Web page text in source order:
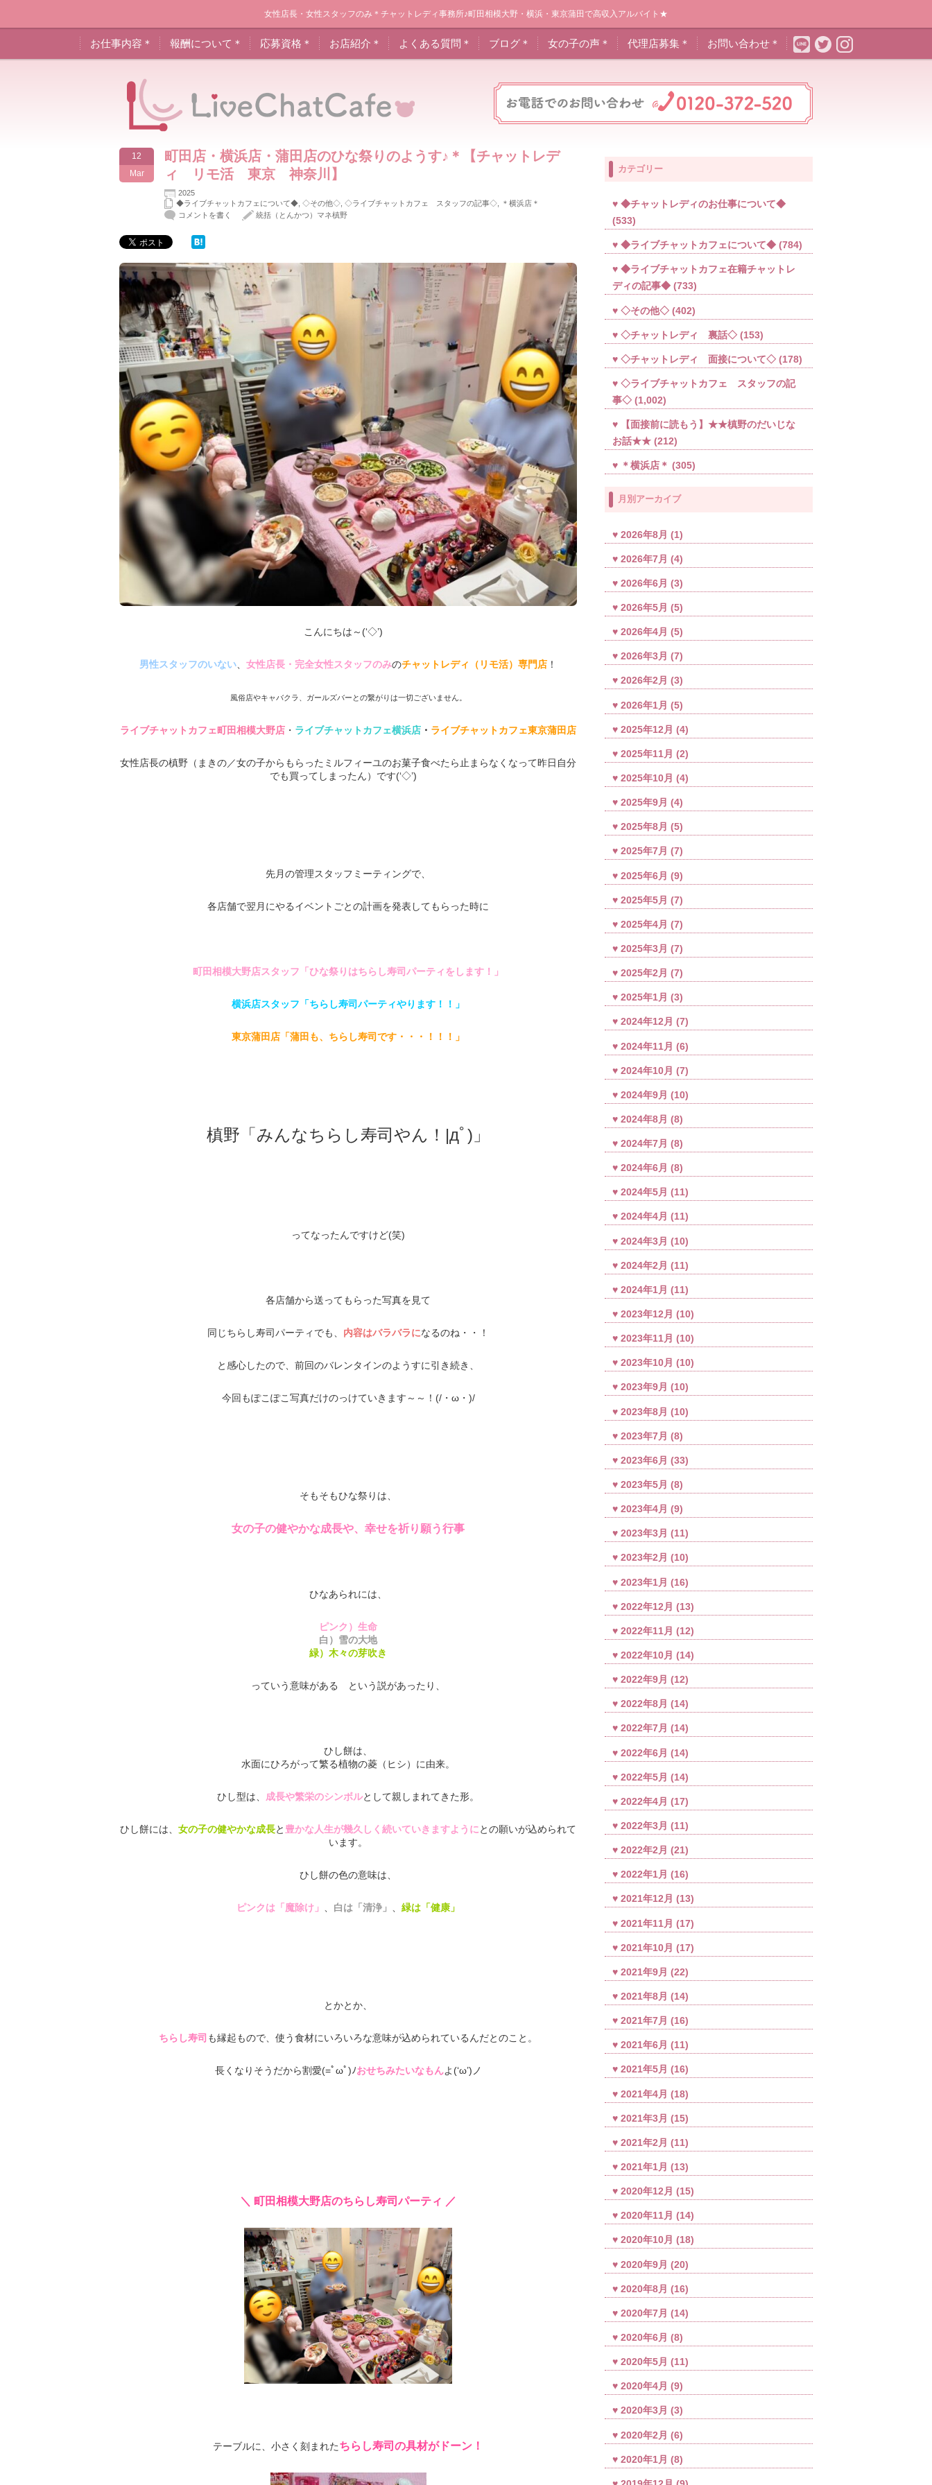
女性店長・女性スタッフのみ＊チャットレディ事務所♪町田相模大野・横浜・東京蒲田で高収入アルバイト★
お仕事内容＊ 報酬について＊ 応募資格＊ お店紹介＊ よくある質問＊ ブログ＊ 女の子の声＊ 代理店募集＊ お問い合わせ＊
12
Mar
町田店・横浜店・蒲田店のひな祭りのようす♪＊【チャットレデ
ィ リモ活 東京 神奈川】
2025
◆ライブチャットカフェについて◆ ◇その他◇ ◇ライブチャットカフェ スタッフの記事◇
＊横浜店＊
コメントを書く
統括（とんかつ）マネ槙野
こんにちは～(‘◇’)ゞ
男性スタッフのいない 女性店長・完全女性スタッフのみのチャットレディ（リモ活）専門店 ！
風俗店やキャバクラ、ガールズバーとの繋がりは一切ございません。
ライブチャットカフェ町田相模大野店 ・ ライブチャットカフェ横浜店 ・ ライブチャットカフェ東京蒲田店
女性店長の槙野（まきの／女の子からもらったミルフィーユのお菓子食べたら止まらなくなって昨日自分
でも買ってしまったん）です(‘◇’)ゞ
先月の管理スタッフミーティングで、
各店舗で翌月にやるイベントごとの計画を発表してもらった時に
町田相模大野店スタッフ「ひな祭りはちらし寿司パーティをします！」
横浜店スタッフ「ちらし寿司パーティやります！！」
東京蒲田店「蒲田も、ちらし寿司です・・・！！！」
槙野「みんなちらし寿司やん！|дﾟ)」
ってなったんですけど(笑)
各店舗から送ってもらった写真を見て
同じちらし寿司パーティでも、 内容はバラバラになるのね・・！
と感心したので、前回のバレンタインのようすに引き続き、
今回もぽこぽこ写真だけのっけていきます～～！(/・ω・)/
そもそもひな祭りは、
女の子の健やかな成長や、幸せを祈り願う行事
ひなあられには、
ピンク）生命
白）雪の大地
緑）木々の芽吹き
っていう意味がある という説があったり、
ひし餅は、
水面にひろがって繁る植物の菱（ヒシ）に由来。
ひし型は、 成長や繁栄のシンボルとして親しまれてきた形。
ひし餅には、 女の子の健やかな成長と 豊かな人生が幾久しく続いていきますようにとの願いが込められて
います。
ひし餅の色の意味は、
ピンクは「魔除け」 白は「清浄」 緑は「健康」
とかとか、
ちらし寿司 も縁起もので、使う食材にいろいろな意味が込められているんだとのこと。
長くなりそうだから割愛(=ﾟωﾟ)ﾉおせちみたいなもんよ(‘ω’)ノ
＼ 町田相模大野店のちらし寿司パーティ ／
テーブルに、小さく刻まれたちらし寿司の具材がドーン！
カテゴリー
◆チャットレディのお仕事について◆
(533)
◆ライブチャットカフェについて◆ (784)
◆ライブチャットカフェ在籍チャットレ
ディの記事◆ (733)
◇その他◇ (402)
◇チャットレディ 裏話◇ (153)
◇チャットレディ 面接について◇ (178)
◇ライブチャットカフェ スタッフの記
事◇ (1,002)
【面接前に読もう】★★槙野のだいじな
お話★★ (212)
＊横浜店＊ (305)
月別アーカイブ
2026年8月 (1)
2026年7月 (4)
2026年6月 (3)
2026年5月 (5)
2026年4月 (5)
2026年3月 (7)
2026年2月 (3)
2026年1月 (5)
2025年12月 (4)
2025年11月 (2)
2025年10月 (4)
2025年9月 (4)
2025年8月 (5)
2025年7月 (7)
2025年6月 (9)
2025年5月 (7)
2025年4月 (7)
2025年3月 (7)
2025年2月 (7)
2025年1月 (3)
2024年12月 (7)
2024年11月 (6)
2024年10月 (7)
2024年9月 (10)
2024年8月 (8)
2024年7月 (8)
2024年6月 (8)
2024年5月 (11)
2024年4月 (11)
2024年3月 (10)
2024年2月 (11)
2024年1月 (11)
2023年12月 (10)
2023年11月 (10)
2023年10月 (10)
2023年9月 (10)
2023年8月 (10)
2023年7月 (8)
2023年6月 (33)
2023年5月 (8)
2023年4月 (9)
2023年3月 (11)
2023年2月 (10)
2023年1月 (16)
2022年12月 (13)
2022年11月 (12)
2022年10月 (14)
2022年9月 (12)
2022年8月 (14)
2022年7月 (14)
2022年6月 (14)
2022年5月 (14)
2022年4月 (17)
2022年3月 (11)
2022年2月 (21)
2022年1月 (16)
2021年12月 (13)
2021年11月 (17)
2021年10月 (17)
2021年9月 (22)
2021年8月 (14)
2021年7月 (16)
2021年6月 (11)
2021年5月 (16)
2021年4月 (18)
2021年3月 (15)
2021年2月 (11)
2021年1月 (13)
2020年12月 (15)
2020年11月 (14)
2020年10月 (18)
2020年9月 (20)
2020年8月 (16)
2020年7月 (14)
2020年6月 (8)
2020年5月 (11)
2020年4月 (9)
2020年3月 (3)
2020年2月 (6)
2020年1月 (8)